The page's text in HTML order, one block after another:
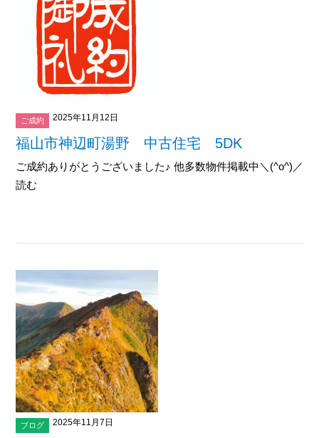
ご成約 2025年11月12日
福山市神辺町湯野 中古住宅 5DK
ご成約ありがとうございました♪ 他多数物件掲載中＼(^o^)／
読む
ブログ 2025年11月7日